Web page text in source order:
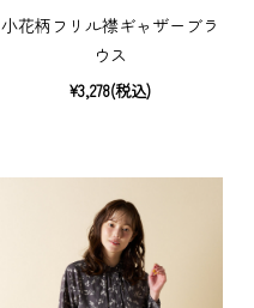
小花柄フリル襟ギャザーブラ
ウス
¥3,278(税込)